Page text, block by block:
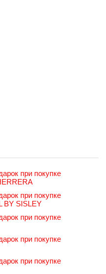
при покупке
при покупке
BY SISLEY
при покупке
при покупке
при покупке